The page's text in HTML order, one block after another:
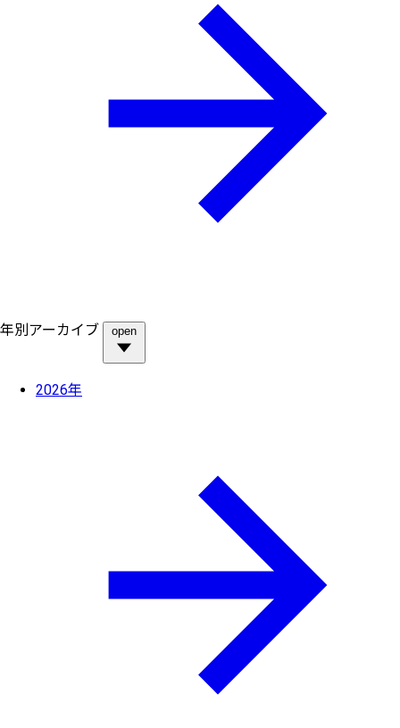
年別アーカイブ open
2026年